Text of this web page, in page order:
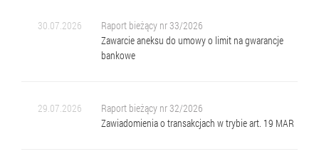
30.07.2026
Raport bieżący nr 33/2026
Zawarcie aneksu do umowy o limit na gwarancje
bankowe
29.07.2026
Raport bieżący nr 32/2026
Zawiadomienia o transakcjach w trybie art. 19 MAR